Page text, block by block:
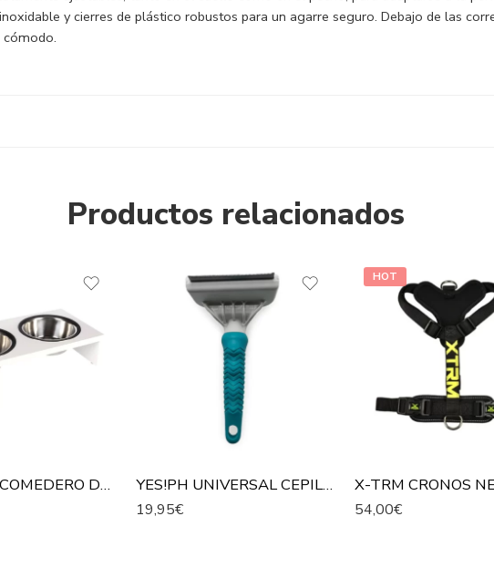
y cierres de plástico robustos para un agarre seguro. Debajo de las
cómodo.
Productos relacionados
FLAMINGO COMEDERO DOBLE CON SOPORTE BLANCO PARA MASCOTAS YES!PH UNIVERSAL CEPILLO ELIMINADOR DE PELO MUERTO PARA PERROS Y GATOS
19,95€
HOT
54,00€